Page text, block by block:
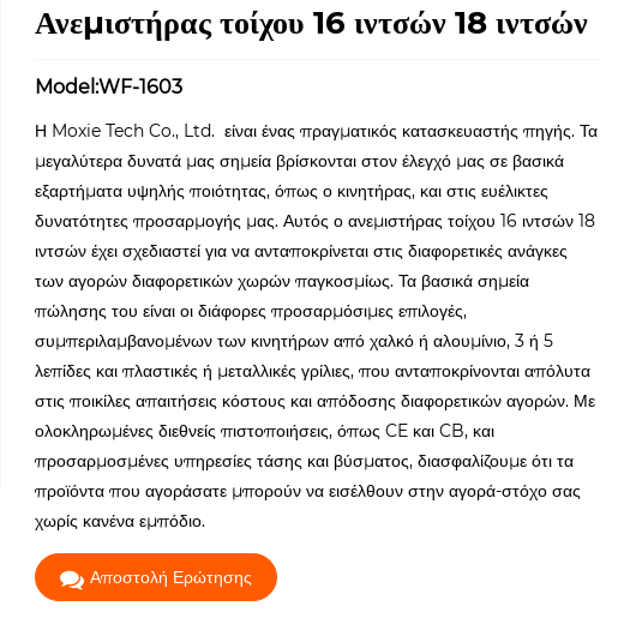
Ανεμιστήρας τοίχου 16 ιντσών 18 ιντσών
Model:WF-1603
Η Moxie Tech Co., Ltd. είναι ένας πραγματικός κατασκευαστής πηγής. Τα
μεγαλύτερα δυνατά μας σημεία βρίσκονται στον έλεγχό μας σε βασικά
εξαρτήματα υψηλής ποιότητας, όπως ο κινητήρας, και στις ευέλικτες
δυνατότητες προσαρμογής μας. Αυτός ο ανεμιστήρας τοίχου 16 ιντσών 18
ιντσών έχει σχεδιαστεί για να ανταποκρίνεται στις διαφορετικές ανάγκες
των αγορών διαφορετικών χωρών παγκοσμίως. Τα βασικά σημεία
πώλησης του είναι οι διάφορες προσαρμόσιμες επιλογές,
συμπεριλαμβανομένων των κινητήρων από χαλκό ή αλουμίνιο, 3 ή 5
λεπίδες και πλαστικές ή μεταλλικές γρίλιες, που ανταποκρίνονται απόλυτα
στις ποικίλες απαιτήσεις κόστους και απόδοσης διαφορετικών αγορών. Με
ολοκληρωμένες διεθνείς πιστοποιήσεις, όπως CE και CB, και
προσαρμοσμένες υπηρεσίες τάσης και βύσματος, διασφαλίζουμε ότι τα
προϊόντα που αγοράσατε μπορούν να εισέλθουν στην αγορά-στόχο σας
χωρίς κανένα εμπόδιο.
Αποστολή Ερώτησης